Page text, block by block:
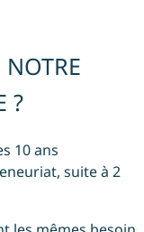
?
10 ans
suite à 2